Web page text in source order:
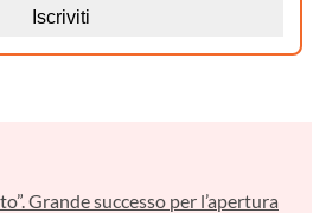
Grande successo per l’apertura